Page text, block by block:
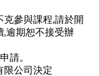
克參與課程,請於開
,逾期恕不接受辦
請。
限公司決定